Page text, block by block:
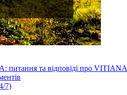
питання та відповіді про VITIANA
7)